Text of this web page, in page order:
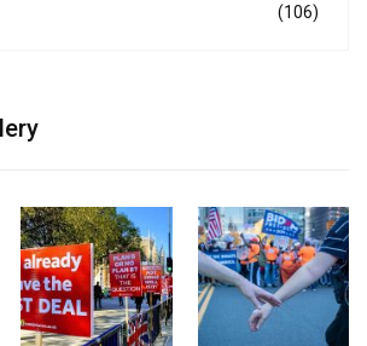
(106)